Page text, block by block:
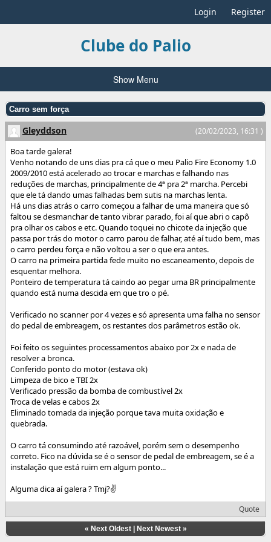
Login Register
Clube do Palio
Show Menu
Carro sem força
(20/02/2023, 16:31 )
Gleyddson
Boa tarde galera!
Venho notando de uns dias pra cá que o meu Palio Fire Economy 1.0
2009/2010 está acelerado ao trocar e marchas e falhando nas
reduções de marchas, principalmente de 4ª pra 2ª marcha. Percebi
que ele tá dando umas falhadas bem sutis na marchas lenta.
Há uns dias atrás o carro começou a falhar de uma maneira que só
faltou se desmanchar de tanto vibrar parado, foi aí que abri o capô
pra olhar os cabos e etc. Quando toquei no chicote da injeção que
passa por trás do motor o carro parou de falhar, até aí tudo bem, mas
o carro perdeu força e não voltou a ser o que era antes.
O carro na primeira partida fede muito no escaneamento, depois de
esquentar melhora.
Ponteiro de temperatura tá caindo ao pegar uma BR principalmente
quando está numa descida em que tro o pé.
Verificado no scanner por 4 vezes e só apresenta uma falha no sensor
do pedal de embreagem, os restantes dos parâmetros estão ok.
Foi feito os seguintes processamentos abaixo por 2x e nada de
resolver a bronca.
Conferido ponto do motor (estava ok)
Limpeza de bico e TBI 2x
Verificado pressão da bomba de combustível 2x
Troca de velas e cabos 2x
Eliminado tomada da injeção porque tava muita oxidação e
quebrada.
O carro tá consumindo até razoável, porém sem o desempenho
correto. Fico na dúvida se é o sensor de pedal de embreagem, se é a
instalação que está ruim em algum ponto...
Alguma dica aí galera ? Tmj?✌️
Quote
« Next Oldest| Next Newest»